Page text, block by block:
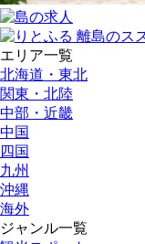
エリア一覧
北海道・東北
関東・北陸
中部・近畿
中国
四国
九州
沖縄
海外
ジャンル一覧